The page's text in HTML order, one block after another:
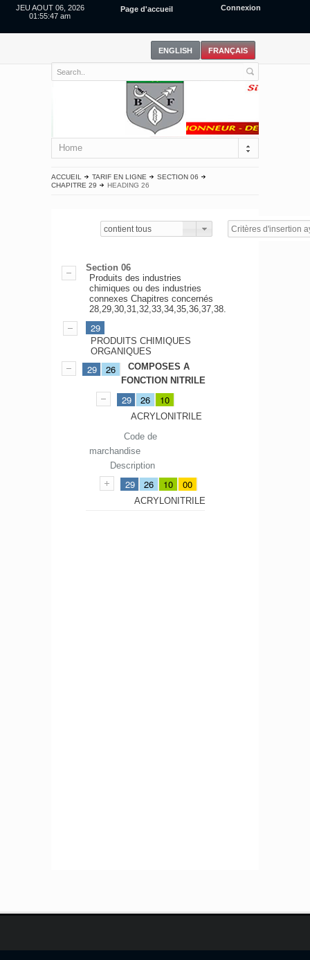
JEU AOUT 06, 2026
01:55:47 am
Page d'accueil Connexion
Home
ACCUEIL TARIF EN LIGNE
SECTION 06
CHAPITRE 29
HEADING 26
contient tous
Section 06
Produits des industries
chimiques ou des industries
connexes Chapitres concernés
28,29,30,31,32,33,34,35,36,37,38.
29
PRODUITS CHIMIQUES
ORGANIQUES
29 26
COMPOSES A
FONCTION NITRILE
29 26 10
ACRYLONITRILE
Code de
marchandise
Description
29 26 10 00
ACRYLONITRILE